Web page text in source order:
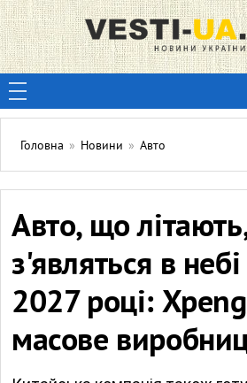
Головна » Новини » Авто
Авто, що
з'являться в
2027 році:
масове